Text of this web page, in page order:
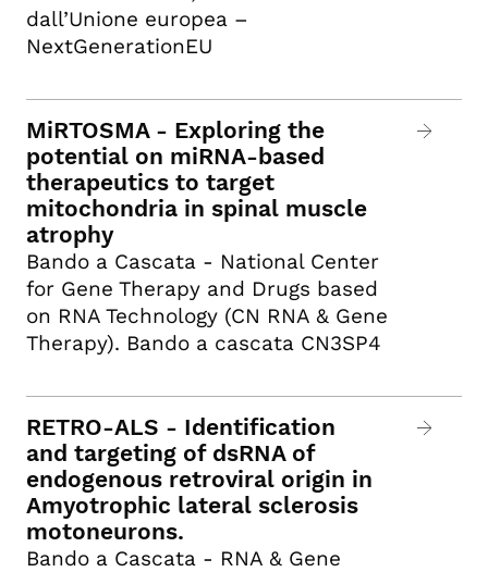
dall’Unione europea –
NextGenerationEU
MiRTOSMA - Exploring the
potential on miRNA-based
therapeutics to target
mitochondria in spinal muscle
atrophy
Bando a Cascata - National Center
for Gene Therapy and Drugs based
on RNA Technology (CN RNA & Gene
Therapy). Bando a cascata CN3SP4
RETRO-ALS - Identification
and targeting of dsRNA of
endogenous retroviral origin in
Amyotrophic lateral sclerosis
motoneurons.
Bando a Cascata - RNA & Gene